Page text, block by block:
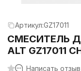
Артикул:GZ17011
CМЕСИТЕЛЬ
ALT GZ17011
Написать отзыв